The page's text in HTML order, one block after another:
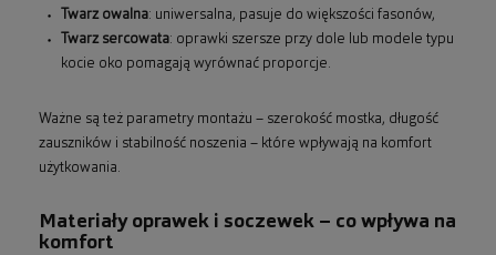
Twarz owalna: uniwersalna, pasuje do większości fasonów,
Twarz sercowata: oprawki szersze przy dole lub modele typu
kocie oko pomagają wyrównać proporcje.
Ważne są też parametry montażu – szerokość mostka, długość
zauszników i stabilność noszenia – które wpływają na komfort
użytkowania.
Materiały oprawek i soczewek – co wpływa na
komfort